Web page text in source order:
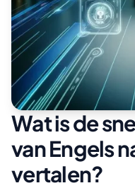
Wat is de
van Engels
vertalen?